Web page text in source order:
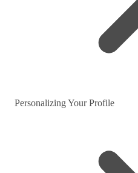
Personalizing Your Profile